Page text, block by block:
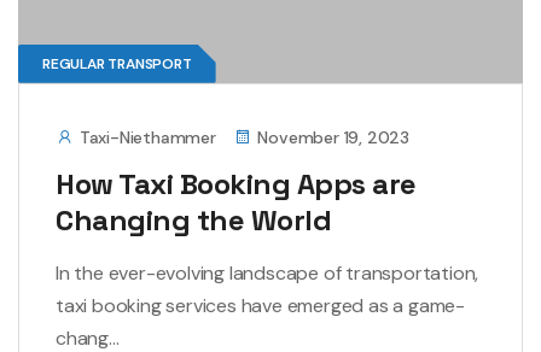
REGULAR TRANSPORT
Taxi-Niethammer November 19, 2023
How Taxi Booking Apps are
Changing the World
In the ever-evolving landscape of transportation,
taxi booking services have emerged as a game-
chang...